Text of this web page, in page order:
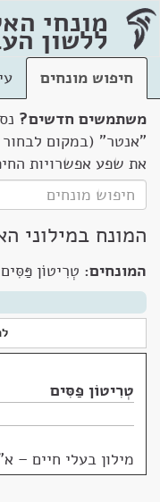
מונחי
ללשון
חיפוש מונחים
משתמשים חדשים?
"אנטר" (במקום לבחור
את שפע אפשרויות
המונח במילוני
המונחים: טְרִיטוֹן פַּסִּים
טְרִיטוֹן פַּסִּים
מילון בעלי חיים –